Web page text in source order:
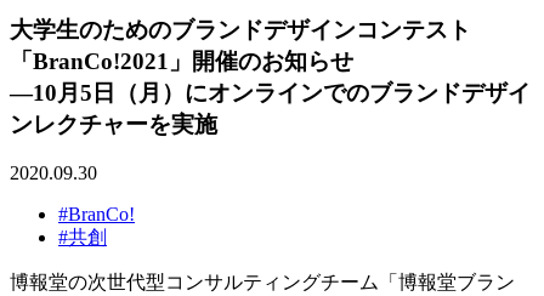
大学生のためのブランドデザインコンテスト
「BranCo!2021」開催のお知らせ
―10月5日（月）にオンラインでのブランドデザイ
ンレクチャーを実施
2020.09.30
#BranCo!
#共創
博報堂の次世代型コンサルティングチーム「博報堂ブラン